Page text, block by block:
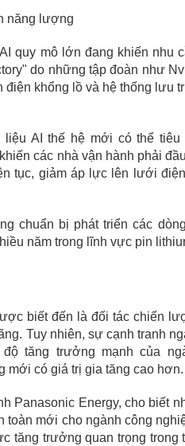
năng lượng
quy mô lớn đang khiến nhu
do những tập đoàn như
điện khổng lồ và hệ thống lưu
liệu AI thế hệ mới có thể
các nhà vận hành phải
tục, giảm áp lực lên lưới
chuẩn bị phát triển các
năm trong lĩnh vực pin
biết đến là đối tác chiến
Tuy nhiên, sự cạnh tranh
tăng trưởng mạnh của
mới có giá trị gia tăng cao hơn.
Panasonic Energy, cho biết
mới cho ngành công
tăng trưởng quan trọng trong